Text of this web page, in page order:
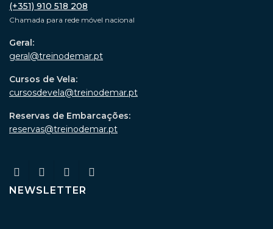
(+351) 910 518 208
Chamada para rede móvel nacional
Geral:
geral@treinodemar.pt
Cursos de Vela:
cursosdevela@treinodemar.pt
Reservas de Embarcações:
reservas@treinodemar.pt
NEWSLETTER